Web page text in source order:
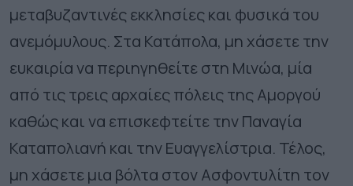
μεταβυζαντινές εκκλησίες και φυσικά του
ανεμόμυλους. Στα Κατάπολα, μη χάσετε την
ευκαιρία να περιηγηθείτε στη Μινώα, μία
από τις τρεις αρχαίες πόλεις της Αμοργού
καθώς και να επισκεφτείτε την Παναγία
Καταπολιανή και την Ευαγγελίστρια. Τέλος,
μη χάσετε μια βόλτα στον Ασφοντυλίτη τον